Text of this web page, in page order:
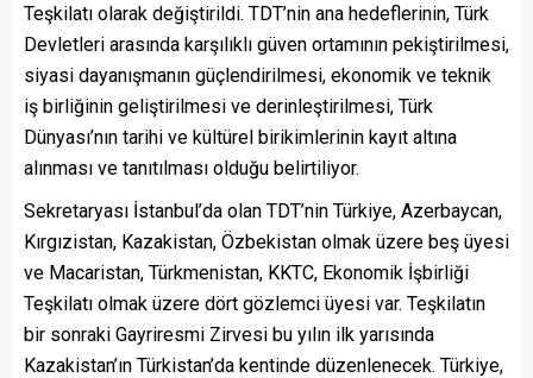
Teşkilatı olarak değiştirildi. TDT’nin ana hedeflerinin, Türk
Devletleri arasında karşılıklı güven ortamının pekiştirilmesi,
siyasi dayanışmanın güçlendirilmesi, ekonomik ve teknik
iş birliğinin geliştirilmesi ve derinleştirilmesi, Türk
Dünyası’nın tarihi ve kültürel birikimlerinin kayıt altına
alınması ve tanıtılması olduğu belirtiliyor.
Sekretaryası İstanbul’da olan TDT’nin Türkiye, Azerbaycan,
Kırgızistan, Kazakistan, Özbekistan olmak üzere beş üyesi
ve Macaristan, Türkmenistan, KKTC, Ekonomik İşbirliği
Teşkilatı olmak üzere dört gözlemci üyesi var. Teşkilatın
bir sonraki Gayriresmi Zirvesi bu yılın ilk yarısında
Kazakistan’ın Türkistan’da kentinde düzenlenecek. Türkiye,